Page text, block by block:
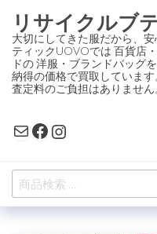
ン
テ
ン
ツ
プ
リサイクルブ
大切にしてきた服だから、
ティックUOVOでは 百貨店
ドの 洋服・ブランドバッグ
納得の価格で買取していま
査定料のご負担はありませ
MailFacebook
Instagram
検
索